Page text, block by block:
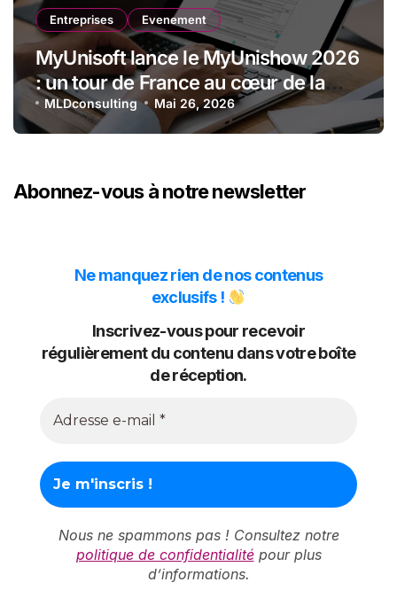
Entreprises Evenement
MyUnisoft lance le MyUnishow 2026
: un tour de France au cœur de la
transformation des cabinets
comptables
MLDconsulting Mai 26, 2026
Abonnez-vous à notre newsletter
Ne manquez rien de nos contenus
exclusifs !
Inscrivez-vous pour recevoir
régulièrement du contenu dans votre boîte
de réception.
Nous ne spammons pas ! Consultez notre
politique de confidentialitépour plus
d’informations.